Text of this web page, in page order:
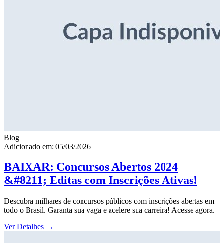
Blog
Adicionado em: 05/03/2026
BAIXAR: Concursos Abertos 2024
&#8211; Editas com Inscrições Ativas!
Descubra milhares de concursos públicos com inscrições abertas em
todo o Brasil. Garanta sua vaga e acelere sua carreira! Acesse agora.
Ver Detalhes →